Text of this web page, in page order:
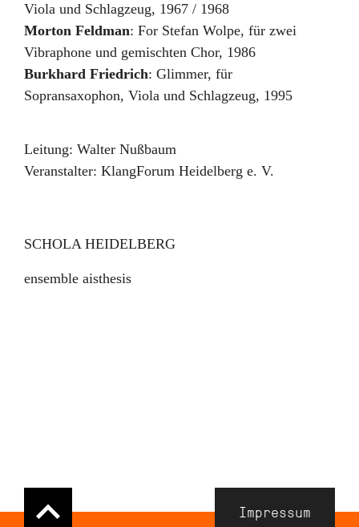
Viola und Schlagzeug, 1967 / 1968
Morton Feldman: For Stefan Wolpe, für zwei
Vibraphone und gemischten Chor, 1986
Burkhard Friedrich: Glimmer, für
Sopransaxophon, Viola und Schlagzeug, 1995
Leitung: Walter Nußbaum
Veranstalter: KlangForum Heidelberg e. V.
SCHOLA HEIDELBERG
ensemble aisthesis
Navigation
Impressum